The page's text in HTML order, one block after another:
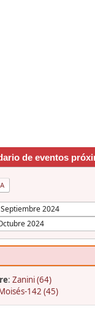
de eventos
: Zanini (64)
142 (45)